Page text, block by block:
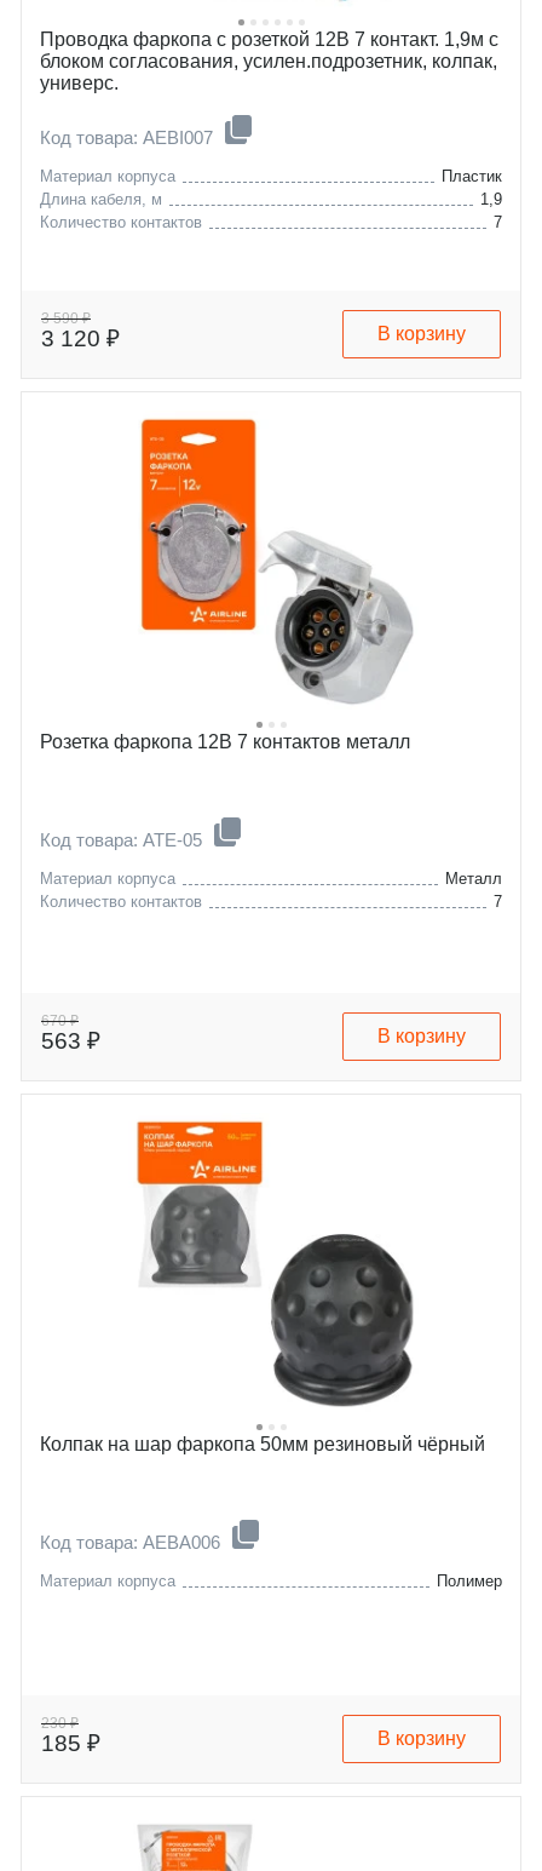
Проводка фаркопа с розеткой 12В 7 контакт. 1,9м с
блоком согласования, усилен.подрозетник, колпак,
универс.
Код товара: AEBI007
Материал корпуса
Пластик
Длина кабеля, м
1,9
Количество контактов
7
3 590 ₽
3 120 ₽ В корзину
Розетка фаркопа 12В 7 контактов металл
Код товара: ATE-05
Материал корпуса
Металл
Количество контактов
7
670 ₽
563 ₽ В корзину
Колпак на шар фаркопа 50мм резиновый чёрный
Код товара: AEBA006
Материал корпуса Полимер
230 ₽
185 ₽ В корзину